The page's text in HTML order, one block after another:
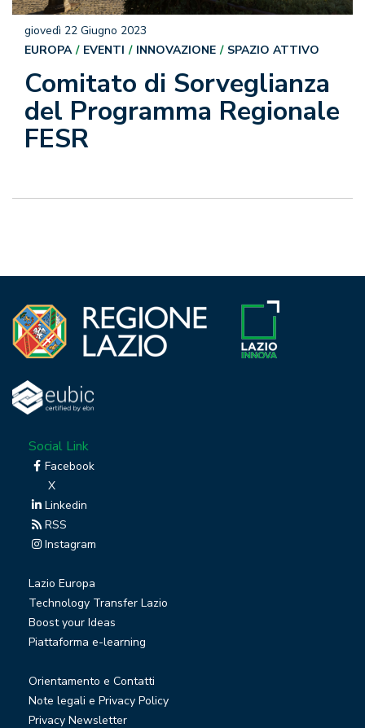
Comitato di Sorveglianza
del Programma Regionale
FESR
giovedì 22 Giugno 2023
EUROPA
EVENTI INNOVAZIONE SPAZIO ATTIVO
Social Link
Facebook
X
Linkedin
RSS
Instagram
Lazio Europa
Technology Transfer Lazio
Boost your Ideas
Piattaforma e-learning
Orientamento e Contatti
Note legali e Privacy Policy
Privacy Newsletter